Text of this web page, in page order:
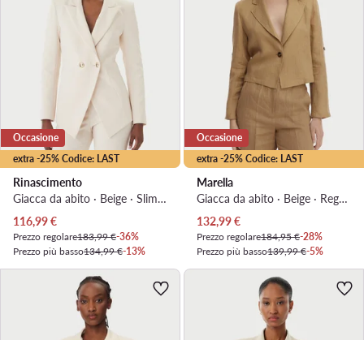
extra -25% Codice: LAST
Occasione
Rinascimento
Giacca da abito · Beige · Slim Fit
Prezzo attuale
116,99€
Prezzo regolare183,99 €-36%
Prezzo più basso134,99 €-13%
extra -25% Codice: LAST
Occasione
Marella
Giacca da abito · Beige · Regular Fit
Prezzo attuale
132,99€
Prezzo regolare184,95 €-28%
Prezzo più basso139,99 €-5%